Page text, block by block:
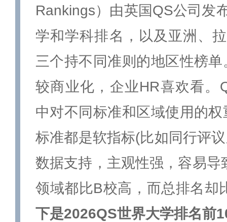
Rankings）由英国QS公司发
学和学科排名，以及亚洲、
三个持不同准则的地区性榜
较商业化，企业HR喜欢看。
中对不同标准和区域使用的
标准都是软指标(比如同行评
数据支持，主观性强，容易导
领域都比B校高，而总排名却
下是2026QS世界大学排名前